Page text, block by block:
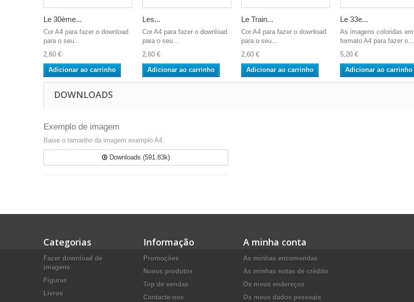
Le 30ème...
Cor A4 para fazer o download
para o seu...
2,60 €
Adicionar ao carrinho
Les...
Cor A4 para fazer o download
para o seu...
2,60 €
Adicionar ao carrinho
Le Train...
Cor A4 para fazer o download
para o seu...
2,60 €
Adicionar ao carrinho
Le 33e...
As imagens coloridas em
formato A4 para fazer o...
5,20 €
Adicionar ao carrinho
DOWNLOADS
Exemplo de imagem
Baixe o tamanho da imagem exemplo A4.
Downloads (591.83k)
Categorias
Fazer download de
imagens
Figuras
Livros
Informação
Promoções
Novos produtos
Top de vendas
Contacte-nos
A minha conta
As minhas encomendas
As minhas notas de crédito
Os meus endereços
Os meus dados pessoais